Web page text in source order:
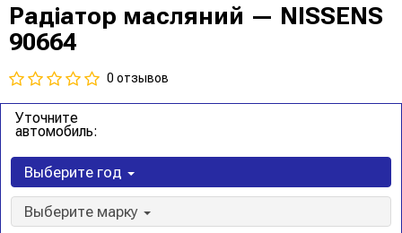
Радіатор масляний — NISSENS
90664
0 отзывов
Уточните
автомобиль:
Выберите год
Выберите марку